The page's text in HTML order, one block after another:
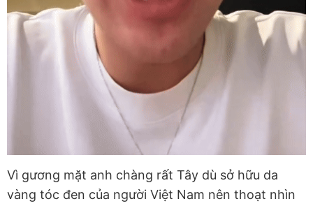
Vì gương mặt anh chàng rất Tây dù sở hữu da
vàng tóc đen của người Việt Nam nên thoạt nhìn